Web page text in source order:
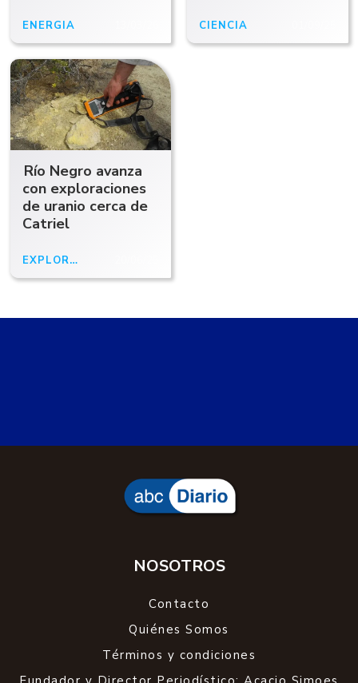
ENERGÍA
vivo
CIENCIA
Río Negro avanza
con exploraciones
de uranio cerca de
Catriel
EXPLORACIÓN
NOSOTROS
Contacto
Quiénes Somos
Términos y condiciones